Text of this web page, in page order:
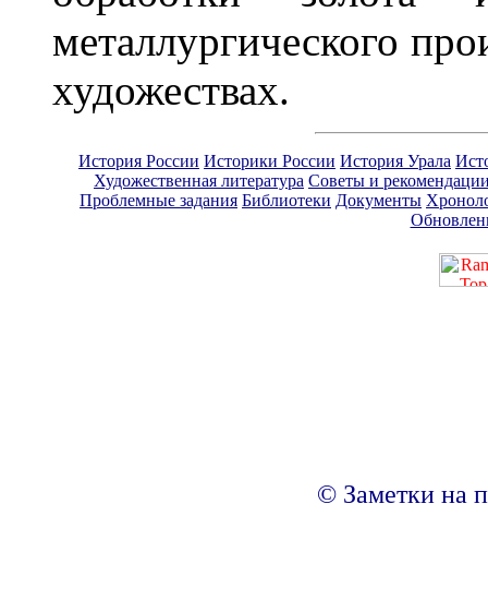
металлургического
художествах.
История России Историки России История Урала
Художественная литература Советы и
Проблемные задания Библиотеки Документы
© Заметки на